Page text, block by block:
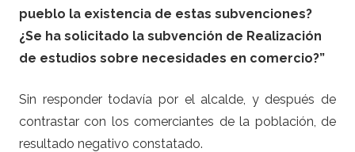
pueblo la existencia de estas subvenciones?
¿Se ha solicitado la subvención de Realización
de estudios sobre necesidades en comercio?”
Sin responder todavía por el alcalde, y después de
contrastar con los comerciantes de la población, de
resultado negativo constatado.